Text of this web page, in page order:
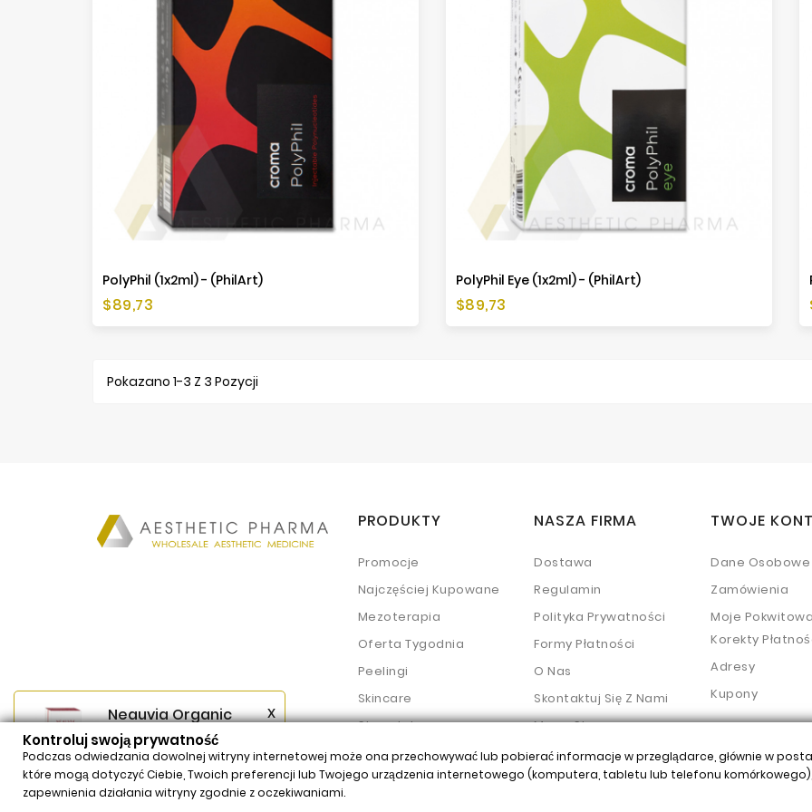
PolyPhil (1x2ml) - (PhilArt)
Cena
$89,73
PolyPhil Eye (1x2ml) - (PhilArt)
Cena
$89,73
Pokazano 1-3 Z 3 Pozycji
PRODUKTY
Promocje
Najczęściej Kupowane
Mezoterapia
Oferta Tygodnia
Peelingi
Skincare
Stymulatory
Wypełniacze
NASZA FIRMA
Dostawa
Regulamin
Polityka Prywatności
Formy Płatności
O Nas
Skontaktuj Się Z Nami
Mapa Strony
TWOJE
Dane Osobowe
Zamówienia
Moje
Korekty
Adresy
Kupony
x
Neauvia Organic
Hydro Deluxe
(2x2,5ml)
$62,54Price
Kontroluj swoją prywatność
Podczas odwiedzania dowolnej witryny internetowej może ona przechowywać lub pobierać informacje w przeglądarce, głównie w
które mogą dotyczyć Ciebie, Twoich preferencji lub Twojego urządzenia internetowego (komputera, tabletu lub telefonu komórkowego),
zapewnienia działania witryny zgodnie z oczekiwaniami.